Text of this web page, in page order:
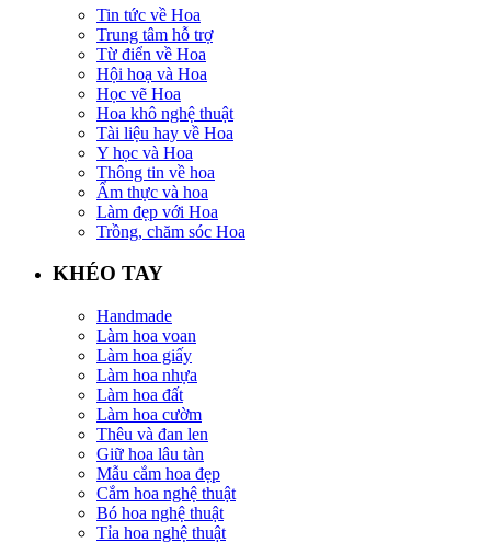
Tin tức về Hoa
Trung tâm hỗ trợ
Từ điển về Hoa
Hội hoạ và Hoa
Học vẽ Hoa
Hoa khô nghệ thuật
Tài liệu hay về Hoa
Y học và Hoa
Thông tin về hoa
Ẩm thực và hoa
Làm đẹp với Hoa
Trồng, chăm sóc Hoa
KHÉO TAY
Handmade
Làm hoa voan
Làm hoa giấy
Làm hoa nhựa
Làm hoa đất
Làm hoa cườm
Thêu và đan len
Giữ hoa lâu tàn
Mẫu cắm hoa đẹp
Cắm hoa nghệ thuật
Bó hoa nghệ thuật
Tỉa hoa nghệ thuật